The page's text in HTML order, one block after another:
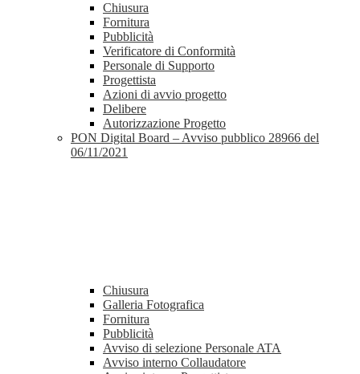
Chiusura
Fornitura
Pubblicità
Verificatore di Conformità
Personale di Supporto
Progettista
Azioni di avvio progetto
Delibere
Autorizzazione Progetto
PON Digital Board – Avviso pubblico 28966 del
06/11/2021
Chiusura
Galleria Fotografica
Fornitura
Pubblicità
Avviso di selezione Personale ATA
Avviso interno Collaudatore